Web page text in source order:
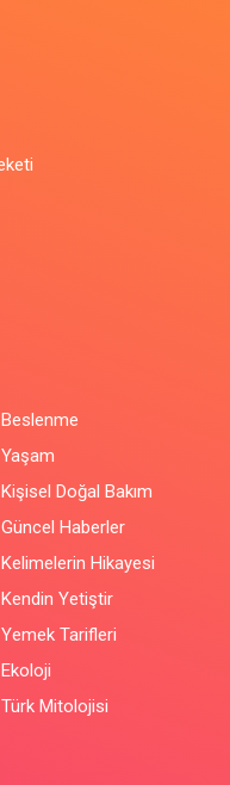
Beslenme
Yaşam
Kişisel Doğal Bakım
Güncel Haberler
Kelimelerin Hikayesi
Kendin Yetiştir
Yemek Tarifleri
Ekoloji
Türk Mitolojisi